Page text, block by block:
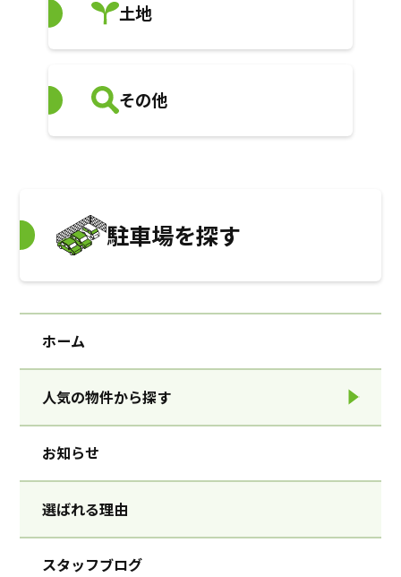
土地
その他
駐車場を探す
ホーム
人気の物件から探す
お知らせ
選ばれる理由
スタッフブログ